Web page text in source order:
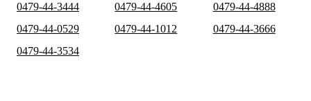
0479-44-3444
0479-44-4605
0479-44-4888
0479-44-0529
0479-44-1012
0479-44-3666
0479-44-3534